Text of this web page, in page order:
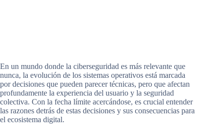
En un mundo donde la ciberseguridad es más relevante que
nunca, la evolución de los sistemas operativos está marcada
por decisiones que pueden parecer técnicas, pero que afectan
profundamente la experiencia del usuario y la seguridad
colectiva. Con la fecha límite acercándose, es crucial entender
las razones detrás de estas decisiones y sus consecuencias para
el ecosistema digital.